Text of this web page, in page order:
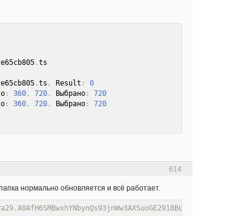
.
.ts , Result :
0
: 360, 720. Выбрано:
720
: 360, 720. Выбрано:
720
614
нормально обновляется и всё работает.